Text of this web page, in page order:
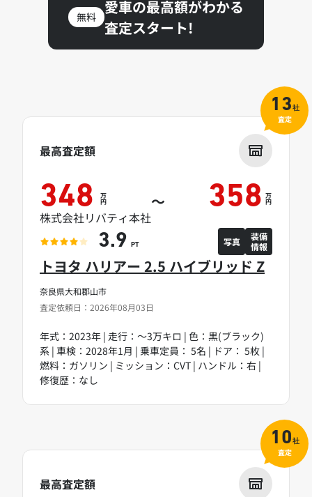
無料
愛車の最高額がわかる
査定スタート!
奈良県大和郡山市
査定依頼日：2026年08月03日
トヨタ ハリアー 2.5 ハイブリッド Z
年式：2023年 | 走行：～3万キロ | 色：黒(ブラック)
系 | 車検：2028年1月 | 乗車定員： 5名 | ドア： 5枚 |
燃料：ガソリン | ミッション：CVT | ハンドル：右 |
修復歴：なし
最高査定額
348 万
円 ～ 358 万
円
株式会社リバティ本社
3.9 PT 写真
装備
情報
13社
査定
最高査定額
10社
査定